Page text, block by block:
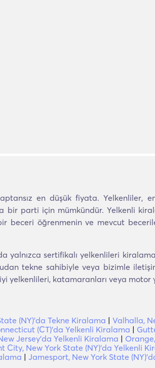
en düşük fiyata. Yelkenliler,
parti için mümkündür. Yelkenli
beceri öğrenmenin ve mevcut
yalnızca sertifikalı yelkenlileri
tekne sahibiyle veya bizimle
yelkenlileri, katamaranları veya motor
(NY)'da Tekne Kiralama | Valhalla,
(CT)'da Yelkenli Kiralama |
Jersey'da Yelkenli Kiralama |
City, New York State (NY)'da Yelkenli
| Jamesport, New York State